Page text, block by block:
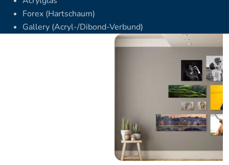
Forex (Hartschaum)
Gallery (Acryl-/Dibond-Verbund)